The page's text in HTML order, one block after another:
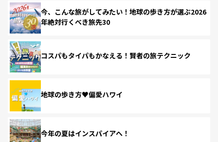
今、こんな旅がしてみたい！地球の歩き方が選ぶ2026
年絶対行くべき旅先30
コスパもタイパもかなえる！賢者の旅テクニック
地球の歩き方♥偏愛ハワイ
今年の夏はインスパイアへ！